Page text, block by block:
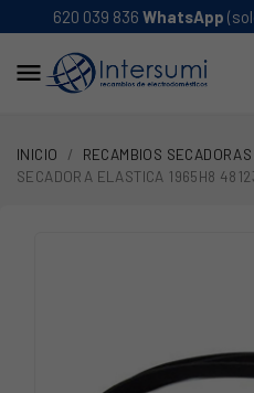
620 039 836 WhatsApp

INICIO RECAMBIOS SECADORAS
SECADORA ELASTICA 1965H8